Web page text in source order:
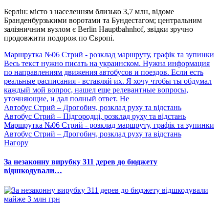
Берлін: місто з населенням близько 3,7 млн, відоме
Бранденбурзькими воротами та Бундестагом; центральним
залізничним вузлом є Berlin Hauptbahnhof, звідки зручно
продовжити подорож по Європі.
Маршрутка №06 Стрий - розклад маршруту, графік та зупинки
Весь текст нужно писать на украинском. Нужна информация
по направлениям движения автобусов и поездов. Если есть
реальные расписания - вставляй их. Я хочу чтобы ты обдумал
каждый мой вопрос, нашел еще релевантные вопросы,
уточняющие, и дал полный ответ. Не
Автобус Стрий – Дрогобич, розклад руху та відстань
Автобус Стрий – Підгородці, розклад руху та відстань
Маршрутка №06 Стрий - розклад маршруту, графік та зупинки
Автобус Стрий – Дрогобич, розклад руху та відстань
Нагору
За незаконну вирубку 311 дерев до бюджету
відшкодували…